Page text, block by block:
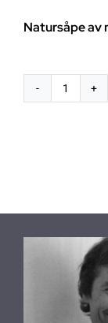
Natursåpe av